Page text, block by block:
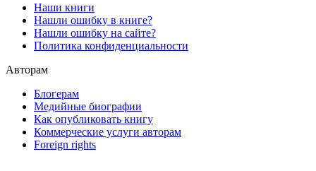
Наши книги
Нашли ошибку в книге?
Нашли ошибку на сайте?
Политика конфиденциальности
Авторам
Блогерам
Медийные биографии
Как опубликовать книгу
Коммерческие услуги авторам
Foreign rights